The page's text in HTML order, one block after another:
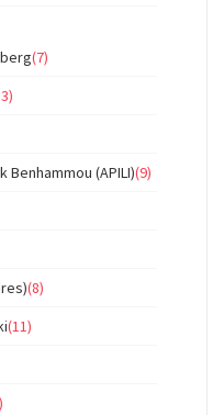
(7)
Benhammou (APILI)(9)
(8)
(11)